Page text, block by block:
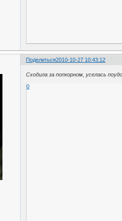
Поделиться2010-10-27 10:43:12
Сходила за попкорном, уселась
0